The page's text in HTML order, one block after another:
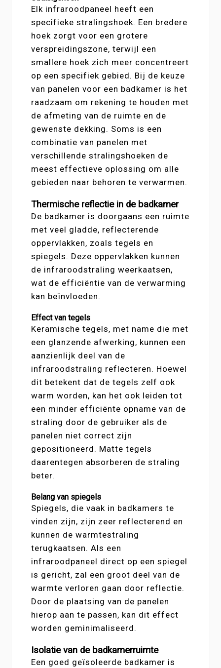
Elk infraroodpaneel heeft een
specifieke stralingshoek. Een bredere
hoek zorgt voor een grotere
verspreidingszone, terwijl een
smallere hoek zich meer concentreert
op een specifiek gebied. Bij de keuze
van panelen voor een badkamer is het
raadzaam om rekening te houden met
de afmeting van de ruimte en de
gewenste dekking. Soms is een
combinatie van panelen met
verschillende stralingshoeken de
meest effectieve oplossing om alle
gebieden naar behoren te verwarmen.
Thermische reflectie in de badkamer
De badkamer is doorgaans een ruimte
met veel gladde, reflecterende
oppervlakken, zoals tegels en
spiegels. Deze oppervlakken kunnen
de infraroodstraling weerkaatsen,
wat de efficiëntie van de verwarming
kan beïnvloeden.
Effect van tegels
Keramische tegels, met name die met
een glanzende afwerking, kunnen een
aanzienlijk deel van de
infraroodstraling reflecteren. Hoewel
dit betekent dat de tegels zelf ook
warm worden, kan het ook leiden tot
een minder efficiënte opname van de
straling door de gebruiker als de
panelen niet correct zijn
gepositioneerd. Matte tegels
daarentegen absorberen de straling
beter.
Belang van spiegels
Spiegels, die vaak in badkamers te
vinden zijn, zijn zeer reflecterend en
kunnen de warmtestraling
terugkaatsen. Als een
infraroodpaneel direct op een spiegel
is gericht, zal een groot deel van de
warmte verloren gaan door reflectie.
Door de plaatsing van de panelen
hierop aan te passen, kan dit effect
worden geminimaliseerd.
Isolatie van de badkamerruimte
Een goed geïsoleerde badkamer is